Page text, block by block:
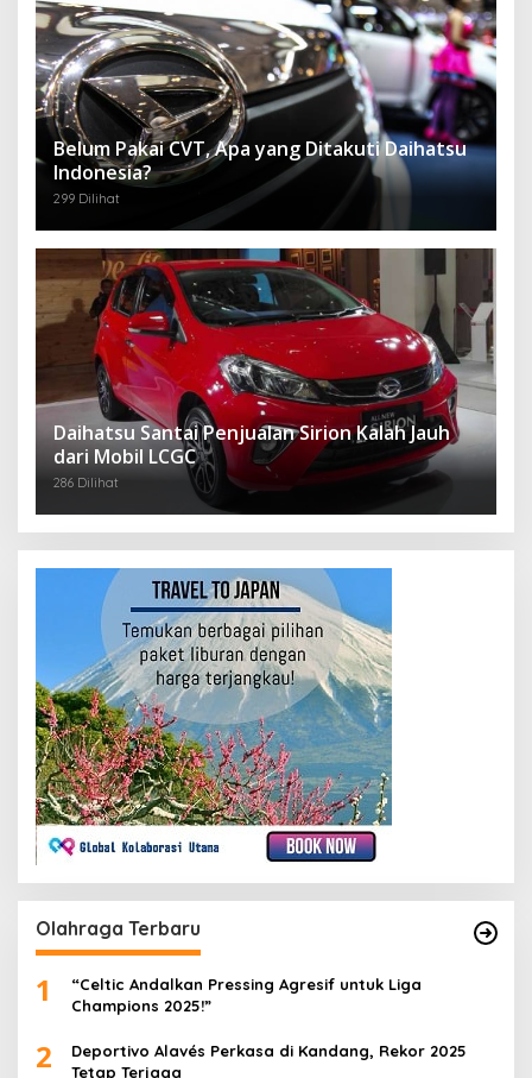
Belum Pakai CVT, Apa yang Ditakuti Daihatsu
Indonesia?
299 Dilihat
Daihatsu Santai Penjualan Sirion Kalah Jauh
dari Mobil LCGC
286 Dilihat
Olahraga Terbaru
1
“Celtic Andalkan Pressing Agresif untuk Liga
Champions 2025!”
2
Deportivo Alavés Perkasa di Kandang, Rekor 2025
Tetap Terjaga